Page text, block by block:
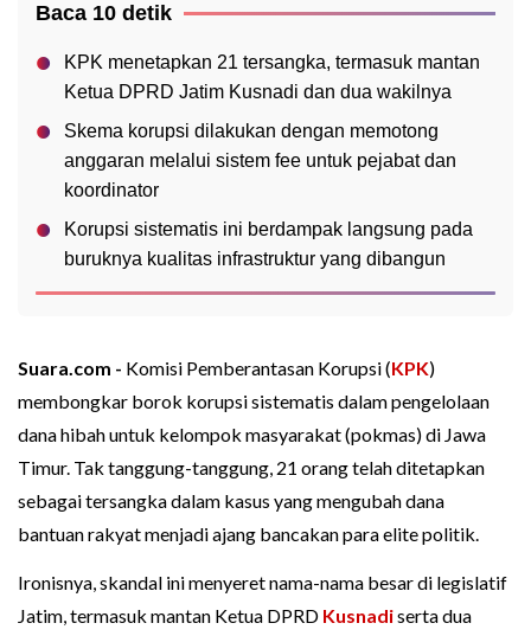
Baca 10 detik
KPK menetapkan 21 tersangka, termasuk mantan
Ketua DPRD Jatim Kusnadi dan dua wakilnya
Skema korupsi dilakukan dengan memotong
anggaran melalui sistem fee untuk pejabat dan
koordinator
Korupsi sistematis ini berdampak langsung pada
buruknya kualitas infrastruktur yang dibangun
Suara.com - Komisi Pemberantasan Korupsi (KPK)
membongkar borok korupsi sistematis dalam pengelolaan
dana hibah untuk kelompok masyarakat (pokmas) di Jawa
Timur. Tak tanggung-tanggung, 21 orang telah ditetapkan
sebagai tersangka dalam kasus yang mengubah dana
bantuan rakyat menjadi ajang bancakan para elite politik.
Ironisnya, skandal ini menyeret nama-nama besar di legislatif
Jatim, termasuk mantan Ketua DPRD Kusnadiserta dua